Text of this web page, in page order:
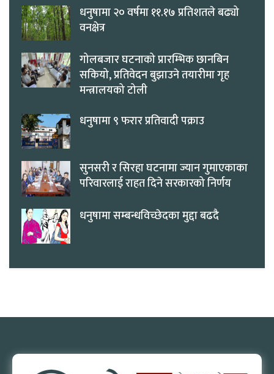
धनुषामा २० वर्षमा ११.१७ प्रतिशतले बढ्यो
वनक्षेत्र
गोलबजार घटनाको प्रारम्भिक छानबिन
सकियो, प्रतिवेदन बुझाउने तयारीमा गृह
मन्त्रालयको टोली
धनुषामा ९ फरार प्रतिवादी पक्राउ
सुनसरी र सिरहा घटनामा ज्यान गुमाएकाका
परिवारलाई राहत दिने सरकारको निर्णय
धनुषामा सम्बन्धविच्छेदका मुद्दा बढदै